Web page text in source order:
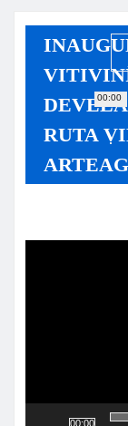
00:00
RUTA
00:00